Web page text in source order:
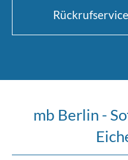
mb Berlin -